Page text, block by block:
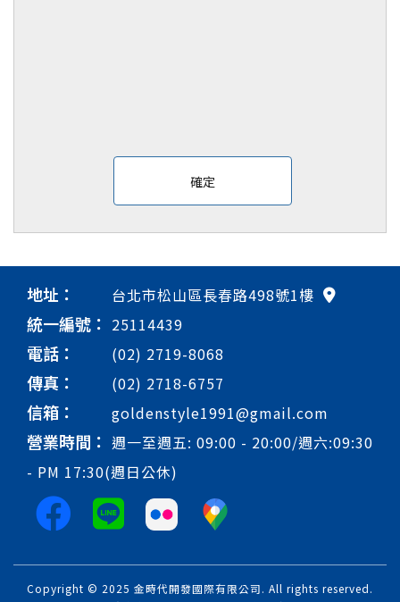
地址： 台北市松山區長春路498號1樓
統一編號： 25114439
電話： (02) 2719-8068
傳真： (02) 2718-6757
信箱： goldenstyle1991@gmail.com
營業時間： 週一至週五: 09:00 - 20:00/週六:09:30
- PM 17:30(週日公休)
Copyright © 2025 金時代開發國際有限公司. All rights reserved.